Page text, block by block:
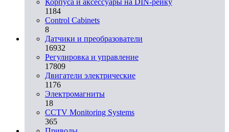
1184
Control Cabinets
8
Датчики и преобразователи
16932
Регулировка и управление
17809
Двигатели электрические
1176
Электромагниты
18
CCTV Monitoring Systems
365